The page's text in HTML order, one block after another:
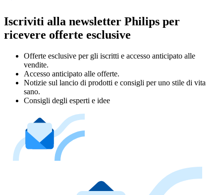
Iscriviti alla newsletter Philips per
ricevere offerte esclusive
Offerte esclusive per gli iscritti e accesso anticipato alle
vendite.
Accesso anticipato alle offerte.
Notizie sul lancio di prodotti e consigli per uno stile di vita
sano.
Consigli degli esperti e idee